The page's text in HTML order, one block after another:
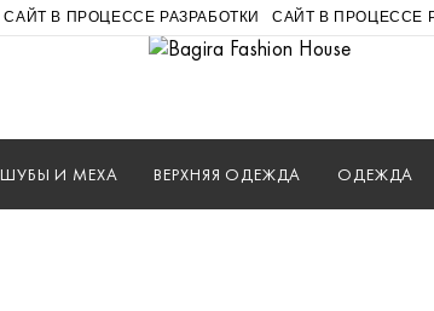
САЙТ В ПРОЦЕССЕ РАЗРАБОТКИ САЙТ В ПРОЦЕССЕ
ШУБЫ И МЕХА ВЕРХНЯЯ ОДЕЖДА ОДЕЖДА